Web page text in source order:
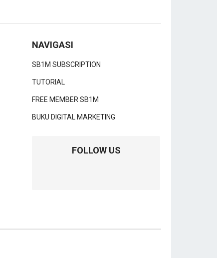
NAVIGASI
SB1M SUBSCRIPTION
TUTORIAL
FREE MEMBER SB1M
BUKU DIGITAL MARKETING
FOLLOW US